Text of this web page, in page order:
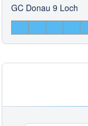
GC Donau 9 Loch